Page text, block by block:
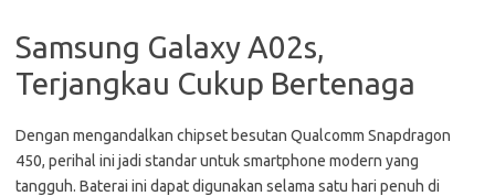
Samsung Galaxy A02s,
Terjangkau Cukup Bertenaga
Dengan mengandalkan chipset besutan Qualcomm Snapdragon
450, perihal ini jadi standar untuk smartphone modern yang
tangguh. Baterai ini dapat digunakan selama satu hari penuh di